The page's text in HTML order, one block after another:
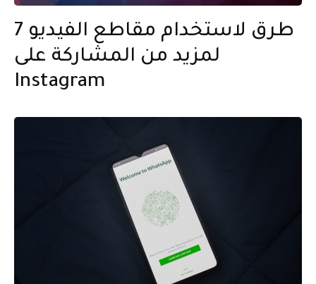
7 طرق لاستخدام مقاطع الفيديو
لمزيد من المشاركة على
Instagram